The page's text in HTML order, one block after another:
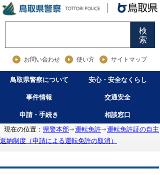
検
索
お問い合わせ 使い方 サイトマップ
鳥取県警察について 安心・安全なくらし
事件情報 交通安全
申請・手続き
相談窓口
現在の位置： 県警本部 運転免許
運転免許証の自主
返納制度（申請による運転免許の取消）